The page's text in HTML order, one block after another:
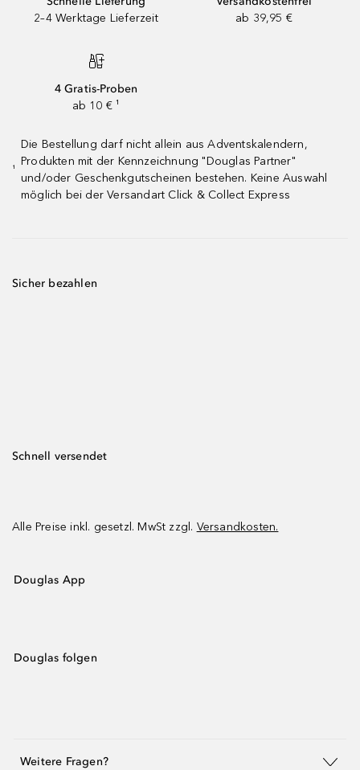
2–4 Werktage Lieferzeit
ab 39,95 €
4 Gratis-Proben
ab 10 € ¹
¹
Die Bestellung darf nicht allein aus Adventskalendern,
Produkten mit der Kennzeichnung "Douglas Partner"
und/oder Geschenkgutscheinen bestehen. Keine Auswahl
möglich bei der Versandart Click & Collect Express
Sicher bezahlen
Schnell versendet
Alle Preise inkl. gesetzl. MwSt zzgl. Versandkosten.
Douglas App
Douglas folgen
Weitere Fragen?